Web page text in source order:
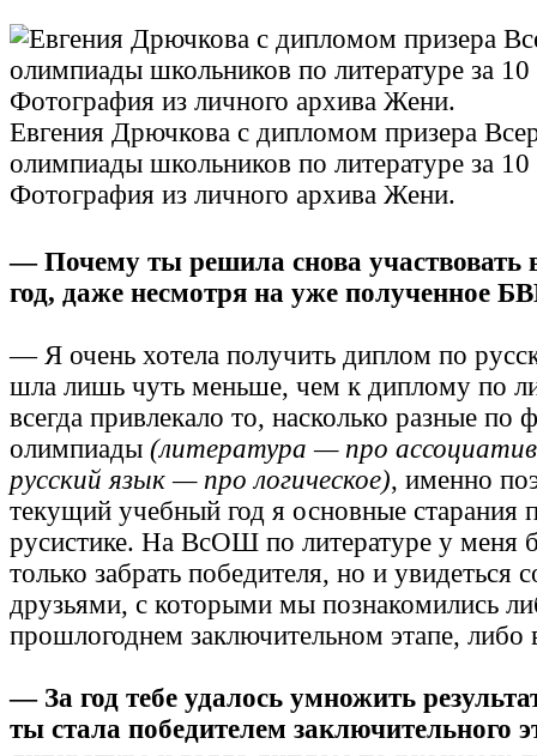
Евгения Дрючкова с дипломом призера
олимпиады школьников по литературе за 10
Фотография из личного архива Жени.
— Почему ты решила снова участвовать
год, даже несмотря на уже полученное
— Я очень хотела получить диплом по
шла лишь чуть меньше, чем к диплому по
всегда привлекало то, насколько разные по
олимпиады (литература — про
русский язык — про логическое), именно
текущий учебный год я основные старания
русистике. На ВсОШ по литературе у меня
только забрать победителя, но и увидеться
друзьями, с которыми мы познакомились
прошлогоднем заключительном этапе, либо
— За год тебе удалось умножить
ты стала победителем заключительного